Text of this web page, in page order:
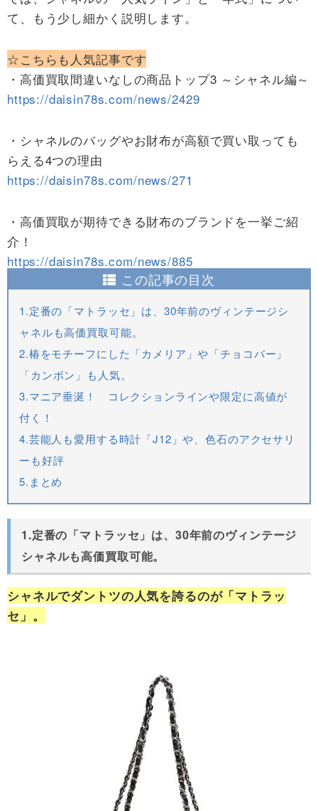
て、もう少し細かく説明します。
☆こちらも人気記事です
・高価買取間違いなしの商品トップ3 ～シャネル編～
https://daisin78s.com/news/2429
・シャネルのバッグやお財布が高額で買い取っても
らえる4つの理由
https://daisin78s.com/news/271
・高価買取が期待できる財布のブランドを一挙ご紹
介！
https://daisin78s.com/news/885
この記事の目次
1.定番の「マトラッセ」は、30年前のヴィンテージシ
ャネルも高価買取可能。
2.椿をモチーフにした「カメリア」や「チョコバー」
「カンボン」も人気。
3.マニア垂涎！ コレクションラインや限定に高値が
付く！
4.芸能人も愛用する時計「J12」や、色石のアクセサリ
ーも好評
5.まとめ
1.定番の「マトラッセ」は、30年前のヴィンテージ
シャネルも高価買取可能。
シャネルでダントツの人気を誇るのが「マトラッ
セ」。